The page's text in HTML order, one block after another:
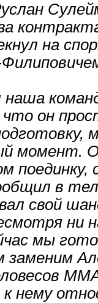
на
наша
что он
момент.
в
свой
ни
мы
нему